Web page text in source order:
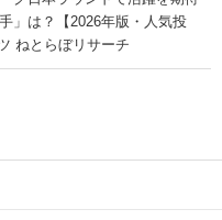
」は？【2026年版・人気投
ねとらぼリサーチ